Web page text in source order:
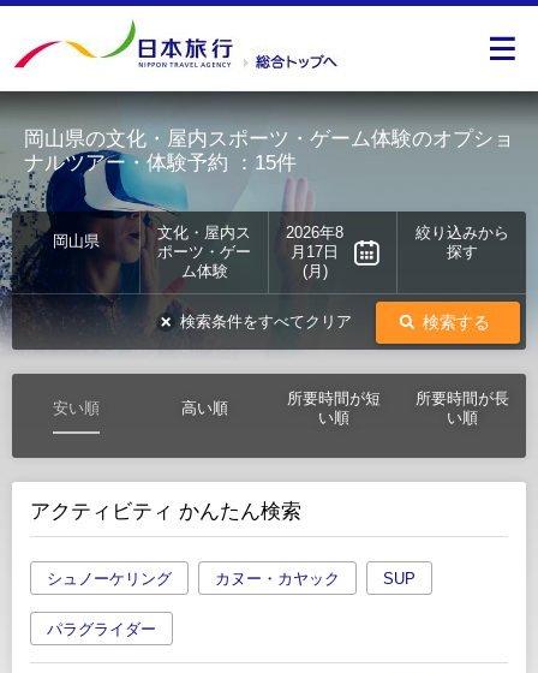
岡山県の文化・屋内スポーツ・ゲーム体験のオプショ
ナルツアー・体験予約 ：15件
岡山県
文化・屋内ス
ポーツ・ゲー
ム体験
2026年8
月17日
(月)
絞り込みから
探す
検索する
検索条件をすべてクリア
安い順 高い順
所要時間が短
い順
所要時間が長
い順
アクティビティ かんたん検索
シュノーケリング カヌー・カヤック SUP
パラグライダー